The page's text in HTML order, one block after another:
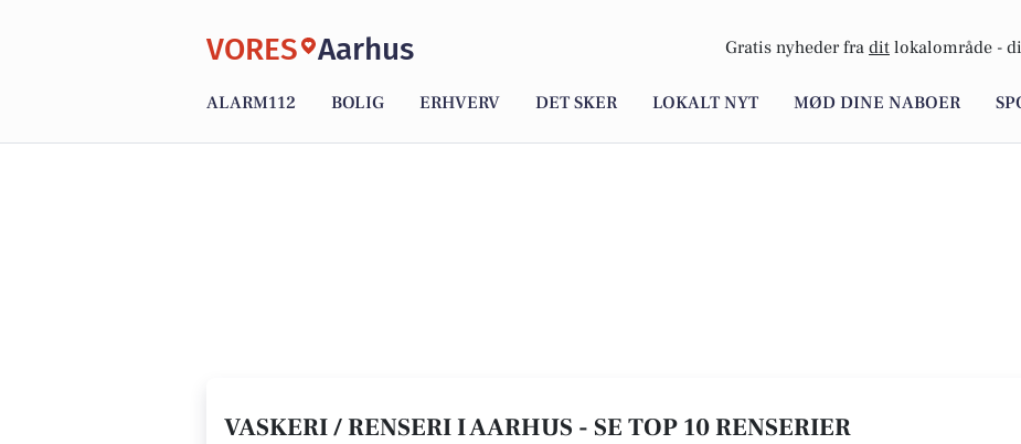
VORES Aarhus Gratis nyheder fra dit lokalområde -
ALARM112 BOLIG ERHVERV DET SKER LOKALT NYT MØD DINE NABOER
VASKERI / RENSERI I AARHUS - SE TOP 10 RENSERIER